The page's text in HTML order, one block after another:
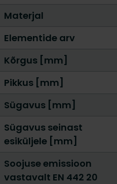
Materjal
Elementide arv
Kõrgus [mm]
Pikkus [mm]
Sügavus [mm]
Sügavus seinast
esiküljele [mm]
Soojuse emissioon
vastavalt EN 442 20